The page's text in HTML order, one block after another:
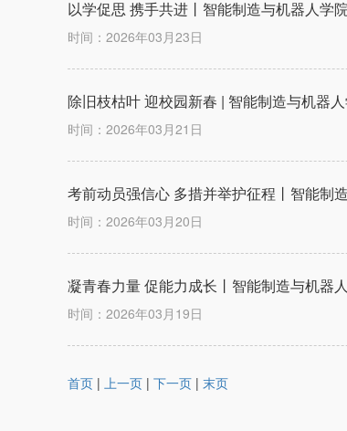
以学促思 携手共进丨智能制造与机器人学
时间：2026年03月23日
除旧枝枯叶 迎校园新春 | 智能制造与机器
时间：2026年03月21日
考前动员强信心 多措并举护征程丨智能制
时间：2026年03月20日
凝青春力量 促能力成长丨智能制造与机器
时间：2026年03月19日
首页| 上一页| 下一页| 末页